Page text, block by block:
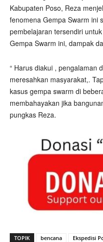
Kabupaten Poso, Reza
fenomena Gempa Swarm ini
pembelajaran tersendiri
Gempa Swarm ini, dampak
“ Harus diakui , pengalaman
meresahkan masyarakat,.
kasus gempa swarm di
membahayakan jika
pungkas Reza.
TOPIK bencana Ekspedisi